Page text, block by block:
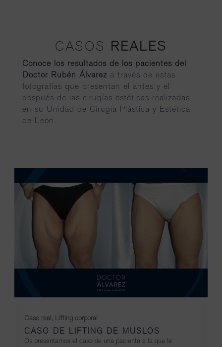
CASOS REALES
Conoce los resultados de los pacientes del
Doctor Rubén Álvarez a través de estas
fotografías que presentan el antes y el
después de las cirugías estéticas realizadas
en su Unidad de Cirugía Plástica y Estética
de León.
CASO DE LIFTING DE MUSLOS
Caso real , Lifting corporal
Os presentamos el caso de una paciente a la que le